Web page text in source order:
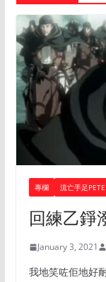
專欄 流亡手足
回練乙錚
January 3, 2021
我地笑咗佢地好